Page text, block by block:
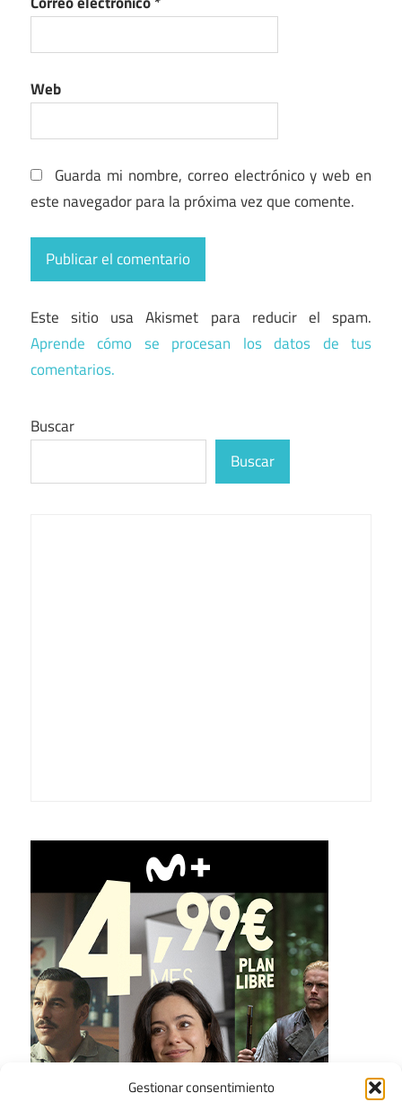
Gestionar consentimiento
Web
Guarda mi nombre, correo electrónico y web en
este navegador para la próxima vez que comente.
Este sitio usa Akismet para reducir el spam.
Aprende cómo se procesan los datos de tus
comentarios.
Buscar
Buscar